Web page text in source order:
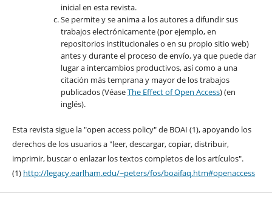
inicial en esta revista.
Se permite y se anima a los autores a difundir sus
trabajos electrónicamente (por ejemplo, en
repositorios institucionales o en su propio sitio web)
antes y durante el proceso de envío, ya que puede dar
lugar a intercambios productivos, así como a una
citación más temprana y mayor de los trabajos
publicados (VéaseThe Effect of Open Access) (en
inglés).
Esta revista sigue la "open access policy" de BOAI (1), apoyando los
derechos de los usuarios a "leer, descargar, copiar, distribuir,
imprimir, buscar o enlazar los textos completos de los artículos".
(1) http://legacy.earlham.edu/~peters/fos/boaifaq.htm#openaccess